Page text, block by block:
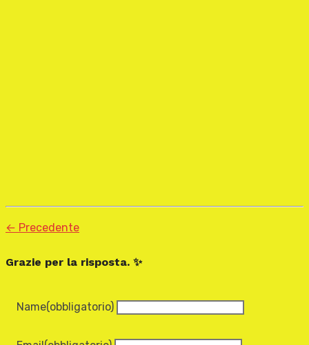
← Precedente
Grazie per la risposta. ✨
Name(obbligatorio)